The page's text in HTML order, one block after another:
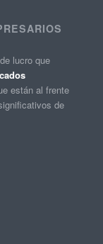
lucro que
están al frente
de